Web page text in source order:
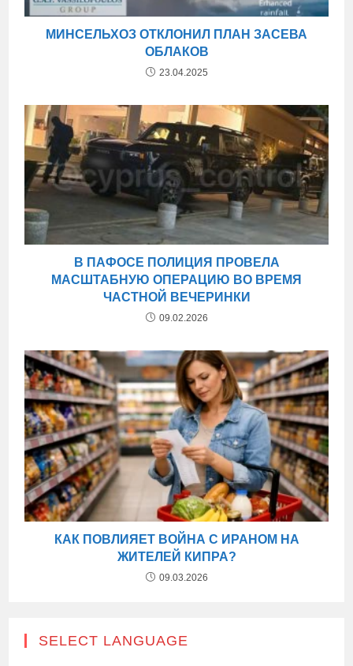
МИНСЕЛЬХОЗ ОТКЛОНИЛ ПЛАН ЗАСЕВА
ОБЛАКОВ
23.04.2025
В ПАФОСЕ ПОЛИЦИЯ ПРОВЕЛА
МАСШТАБНУЮ ОПЕРАЦИЮ ВО ВРЕМЯ
ЧАСТНОЙ ВЕЧЕРИНКИ
09.02.2026
КАК ПОВЛИЯЕТ ВОЙНА С ИРАНОМ НА
ЖИТЕЛЕЙ КИПРА?
09.03.2026
SELECT LANGUAGE